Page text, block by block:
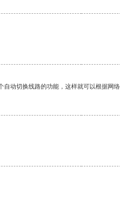
动切换线路的功能，这样就可以根据网